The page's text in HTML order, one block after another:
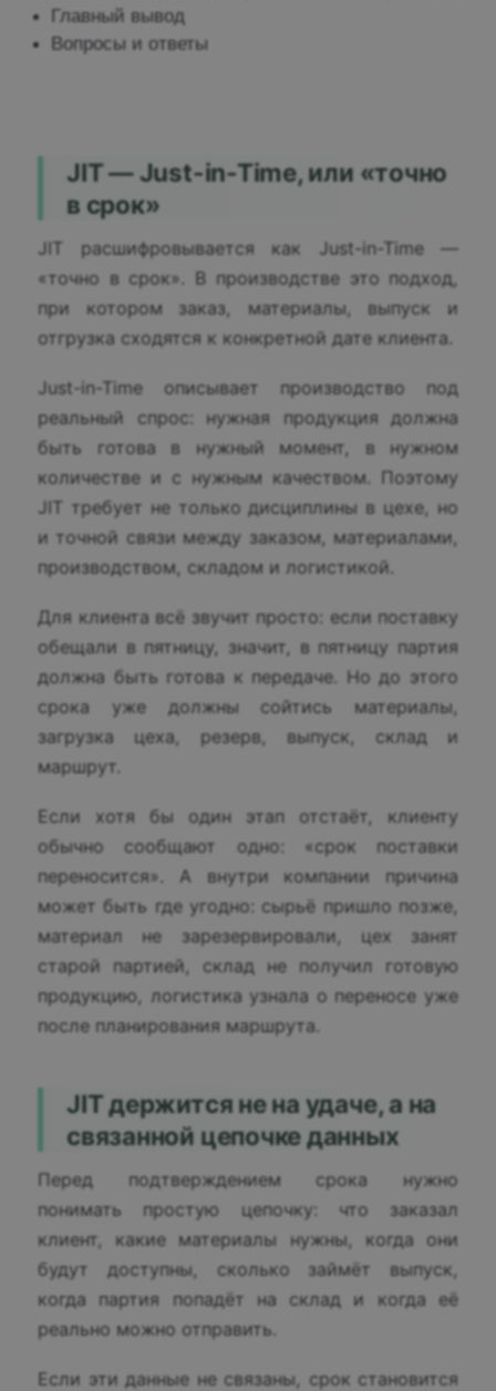
Главный вывод
Вопросы и ответы
JIT — Just-in-Time, или «точно
в срок»
JIT расшифровывается как Just-in-Time —
«точно в срок». В производстве это подход,
при котором заказ, материалы, выпуск и
отгрузка сходятся к конкретной дате клиента.
Just-in-Time описывает производство под
реальный спрос: нужная продукция должна
быть готова в нужный момент, в нужном
количестве и с нужным качеством. Поэтому
JIT требует не только дисциплины в цехе, но
и точной связи между заказом, материалами,
производством, складом и логистикой.
Для клиента всё звучит просто: если поставку
обещали в пятницу, значит, в пятницу партия
должна быть готова к передаче. Но до этого
срока уже должны сойтись материалы,
загрузка цеха, резерв, выпуск, склад и
маршрут.
Если хотя бы один этап отстаёт, клиенту
обычно сообщают одно: «срок поставки
переносится». А внутри компании причина
может быть где угодно: сырьё пришло позже,
материал не зарезервировали, цех занят
старой партией, склад не получил готовую
продукцию, логистика узнала о переносе уже
после планирования маршрута.
JIT держится не на удаче, а на
связанной цепочке данных
Перед подтверждением срока нужно
понимать простую цепочку: что заказал
клиент, какие материалы нужны, когда они
будут доступны, сколько займёт выпуск,
когда партия попадёт на склад и когда её
реально можно отправить.
Если эти данные не связаны, срок становится